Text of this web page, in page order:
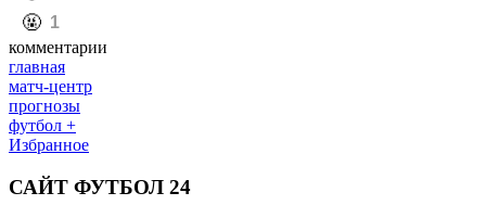
️🤬 1
комментарии
главная
матч-центр
прогнозы
футбол +
Избранное
САЙТ ФУТБОЛ 24